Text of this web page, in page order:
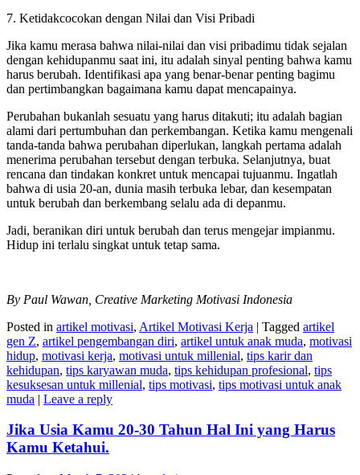
7. Ketidakcocokan dengan Nilai dan Visi Pribadi
Jika kamu merasa bahwa nilai-nilai dan visi pribadimu tidak sejalan
dengan kehidupanmu saat ini, itu adalah sinyal penting bahwa kamu
harus berubah. Identifikasi apa yang benar-benar penting bagimu
dan pertimbangkan bagaimana kamu dapat mencapainya.
Perubahan bukanlah sesuatu yang harus ditakuti; itu adalah bagian
alami dari pertumbuhan dan perkembangan. Ketika kamu mengenali
tanda-tanda bahwa perubahan diperlukan, langkah pertama adalah
menerima perubahan tersebut dengan terbuka. Selanjutnya, buat
rencana dan tindakan konkret untuk mencapai tujuanmu. Ingatlah
bahwa di usia 20-an, dunia masih terbuka lebar, dan kesempatan
untuk berubah dan berkembang selalu ada di depanmu.
Jadi, beranikan diri untuk berubah dan terus mengejar impianmu.
Hidup ini terlalu singkat untuk tetap sama.
By Paul Wawan, Creative Marketing Motivasi Indonesia
Posted in artikel motivasi, Artikel Motivasi Kerja | Tagged artikel
gen Z, artikel pengembangan diri, artikel untuk anak muda, motivasi
hidup, motivasi kerja, motivasi untuk millenial, tips karir dan
kehidupan, tips karyawan muda, tips kehidupan profesional, tips
kesuksesan untuk millenial, tips motivasi, tips motivasi untuk anak
muda | Leave a reply
Jika Usia Kamu 20-30 Tahun Hal Ini yang Harus
Kamu Ketahui.